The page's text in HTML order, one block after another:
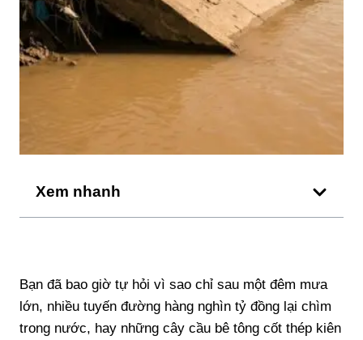
Xem nhanh
Bạn đã bao giờ tự hỏi vì sao chỉ sau một đêm mưa
lớn, nhiều tuyến đường hàng nghìn tỷ đồng lại chìm
trong nước, hay những cây cầu bê tông cốt thép kiên